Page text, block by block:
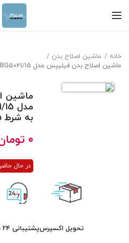
خانه
ماشین اصلاح بدن
ماشین اصلاح بدن فیلیپس مدل BG5021/15 اورجینال به شرط فاکتور
ماشین
به شرط
0
در حال
تحویل اکسپرسپشتیبانی 24 ساعته